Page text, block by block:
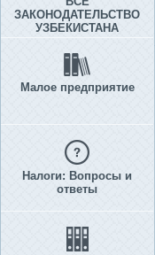
ЗАКОНОДАТЕЛЬСТВО
УЗБЕКИСТАНА
Малое предприятие
Налоги: Вопросы и
ответы